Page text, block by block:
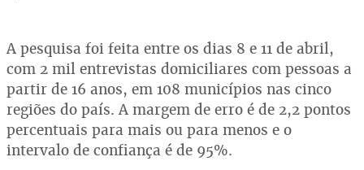
A pesquisa foi feita entre os dias 8 e 11 de abril,
com 2 mil entrevistas domiciliares com pessoas a
partir de 16 anos, em 108 municípios nas cinco
regiões do país. A margem de erro é de 2,2 pontos
percentuais para mais ou para menos e o
intervalo de confiança é de 95%.